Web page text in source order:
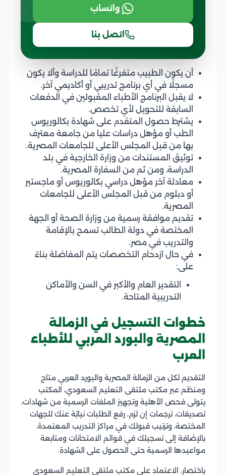
واتساب
اتصل بنا
أن يكون الطبيب متفرغًا تمامًا للدراسة وألا يكون
مسجلًا في أي برنامج تدريبي أو أكاديمي آخر.
لا يقبل البرنامج الأطباء المقبولين في الدفعات
السابقة للتحويل لأي تخصص.
يشترط حصول المتقدم على شهادة بكالوريوس
الطب أو مؤهل دراسات عليا من جامعة معترف
بها من قبل المجلس الأعلى للجامعات المصرية.
توثيق المستندات من وزارة الخارجية في بلد
الدراسة، ومن ثم من السفارة المصرية.
معادلة آخر مؤهل دراسي بكالوريوس أو ماجستير
أو دبلوم من قبل المجلس الأعلى للجامعات
المصرية.
تقديم موافقة رسمية من وزارة الصحة أو الجهة
المختصة في دولة الطالب تسمح بالإقامة
والتدريب في مصر.
في حال ازدحام التخصصات يتم المفاضلة بناءً
على:
التقدير العام والأكبر في السن والأماكن
التدريبية المتاحة.
خطوات التسجيل في الزمالة
المصرية والبورد العربي للأطباء
العرب
التقديم لكل من الزمالة المصرية والبورد العربي متاح
ومنظم عبر مكتب ملتقى التعليم السعودي، المكتب
يتولى فحص الأهلية وتجهيز الملفات الرسمية من شهادات،
تصديقات، ترجمات إن لزم، رفع الطلبات نيابًة عنك للجهات
المختصة، وترتيب قبولك في مراكز التدريب المعتمدة،
بالإضافة إلى تسجيلك في قوائم الامتحانات ومتابعة
مواعيدها الرسمية حتى الحصول على الشهادة.
باختصار، الاعتماد على مكتب ملتقى التعليم السعودي